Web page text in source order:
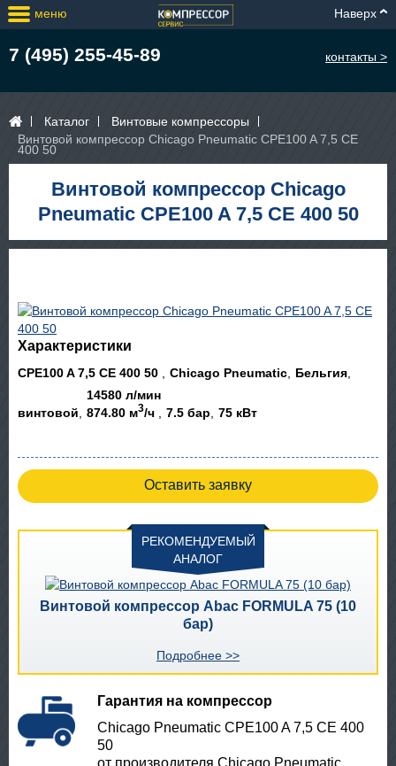
меню Наверх
7 (495) 255-45-89 контакты >
Каталог
Винтовые компрессоры
Винтовой компрессор Chicago Pneumatic CPE100 A 7,5 CE
400 50
Винтовой компрессор Chicago
Pneumatic CPE100 A 7,5 CE 400 50
Характеристики
CPE100 A 7,5 CE 400 50 Chicago Pneumatic Бельгия
винтовой
14580 л/мин
874.80 м3/ч 7.5 бар 75 кВт
Оставить заявку
РЕКОМЕНДУЕМЫЙ
АНАЛОГ
Винтовой компрессор Abac FORMULA 75 (10
бар)
Подробнее >>
Гарантия на компрессор
Chicago Pneumatic CPE100 A 7,5 CE 400
50
от производителя Chicago Pneumatic